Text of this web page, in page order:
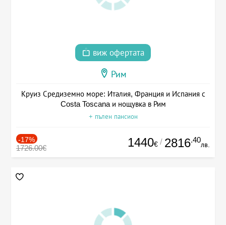
виж офертата
Рим
Круиз Средиземно море: Италия, Франция и Испания с
Costa Toscana и нощувка в Рим
+ пълен пансион
-17%
1726.00€ 1440€ / 2816.40
лв.